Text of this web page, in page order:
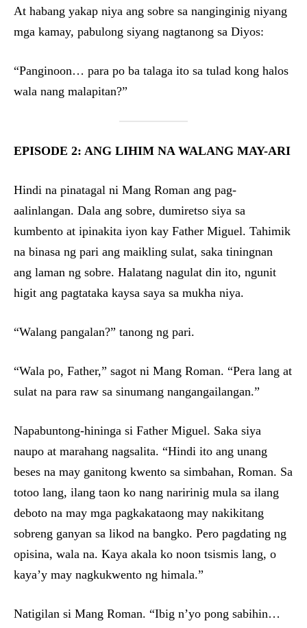
At habang yakap niya ang sobre sa nanginginig niyang
mga kamay, pabulong siyang nagtanong sa Diyos:
“Panginoon… para po ba talaga ito sa tulad kong halos
wala nang malapitan?”
EPISODE 2: ANG LIHIM NA WALANG MAY-ARI
Hindi na pinatagal ni Mang Roman ang pag-
aalinlangan. Dala ang sobre, dumiretso siya sa
kumbento at ipinakita iyon kay Father Miguel. Tahimik
na binasa ng pari ang maikling sulat, saka tiningnan
ang laman ng sobre. Halatang nagulat din ito, ngunit
higit ang pagtataka kaysa saya sa mukha niya.
“Walang pangalan?” tanong ng pari.
“Wala po, Father,” sagot ni Mang Roman. “Pera lang at
sulat na para raw sa sinumang nangangailangan.”
Napabuntong-hininga si Father Miguel. Saka siya
naupo at marahang nagsalita. “Hindi ito ang unang
beses na may ganitong kwento sa simbahan, Roman. Sa
totoo lang, ilang taon ko nang naririnig mula sa ilang
deboto na may mga pagkakataong may nakikitang
sobreng ganyan sa likod na bangko. Pero pagdating ng
opisina, wala na. Kaya akala ko noon tsismis lang, o
kaya’y may nagkukwento ng himala.”
Natigilan si Mang Roman. “Ibig n’yo pong sabihin…